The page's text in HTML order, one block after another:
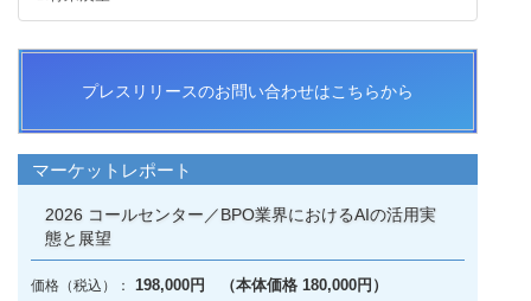
プレスリリースのお問い合わせはこちらから
マーケットレポート
2026 コールセンター／BPO業界におけるAIの活用実
態と展望
198,000円 （本体価格 180,000円）